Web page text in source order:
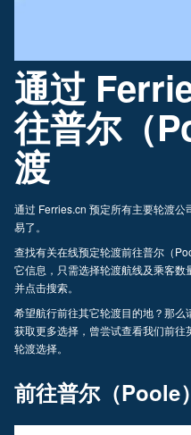
通过
往普尔（
渡
通过 Ferries.cn 预定所有主要轮渡公
易了。
查找有关在线预定轮渡前往普尔（
它信息，只需选择轮渡航线及乘客数
并点击搜索。
希望航行前往其它轮渡目的地？那
获取更多选择，曾尝试查看我们前
轮渡选择。
前往普尔（Poole